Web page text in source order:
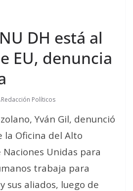
DH está al
EU, denuncia
Redacción Políticos
Yván Gil, denunció
la Oficina del Alto
Unidas para
trabaja para
sus aliados, luego de